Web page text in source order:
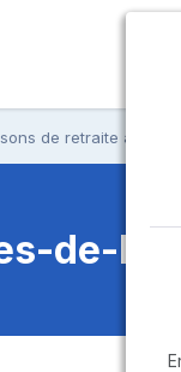
de retraite à
de-